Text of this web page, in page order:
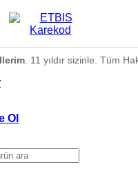
. 11 yıldır sizinle. Tüm
Ol